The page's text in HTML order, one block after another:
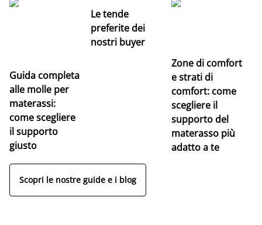
Guida completa
alle molle per
materassi:
come scegliere
il supporto
giusto
Le tende
preferite dei
nostri buyer
Zone di comfort
e strati di
comfort: come
scegliere il
supporto del
materasso più
adatto a te
Scopri le nostre guide e i blog